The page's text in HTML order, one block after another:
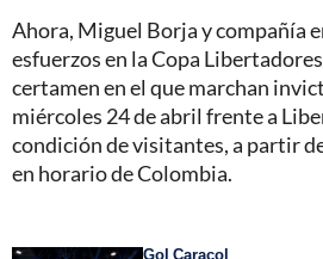
Ahora, Miguel Borja y compañía
esfuerzos en la Copa
certamen en el que marchan
miércoles 24 de abril frente a
condición de visitantes, a partir
en horario de Colombia.
Gol Caracol